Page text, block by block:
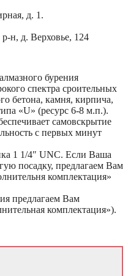
д. 1.
н, д. Верховье, 124
бурения
спектра сроительных
бетона, камня, кирпича,
«U» (ресурс 6-8 м.п.).
самовскрытие
с первых минут
1 1/4″ UNC. Если Ваша
посадку, предлагаем Вам
комплектация»
предлагаем Вам
комплектация»).